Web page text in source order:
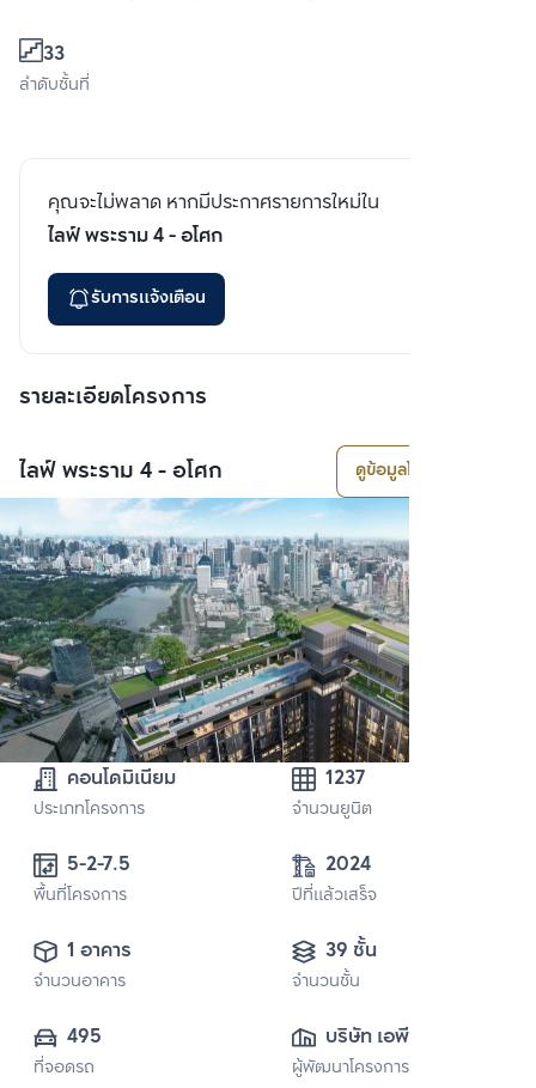
33
ลำดับชั้นที่
คุณจะไม่พลาด หากมีประกาศรายการใหม่ใน
ไลฟ์ พระราม 4 - อโศก
รับการแจ้งเตือน
รายละเอียดโครงการ
ไลฟ์ พระราม 4 - อโศก ดูข้อมูลโครงการ
คอนโดมิเนียม
ประเภทโครงการ
1237
จำนวนยูนิต
5-2-7.5
พื้นที่โครงการ
2024
ปีที่แล้วเสร็จ
1 อาคาร
จำนวนอาคาร
39 ชั้น
จำนวนชั้น
495
ที่จอดรถ
บริษัท เอพี เอ็มอี 12
จำกัด
ผู้พัฒนาโครงการ